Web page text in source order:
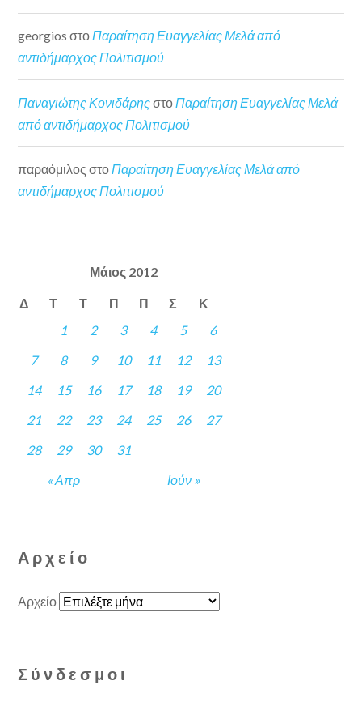
georgios στοΠαραίτηση Ευαγγελίας Μελά από
αντιδήμαρχος Πολιτισμού
Παναγιώτης Κονιδάρηςστο Παραίτηση Ευαγγελίας Μελά
από αντιδήμαρχος Πολιτισμού
παραόμιλος στο Παραίτηση Ευαγγελίας Μελά από
αντιδήμαρχος Πολιτισμού
Μάιος 2012
Δ Τ Τ Π Π Σ Κ
« Απρ Ιούν »
1 2 3 4 5
6
7
8 9 10 11 12
13
14
15 16 17 18 19
20
21
22 23 24 25 26
27
28
29 30 31
Αρχείο
Αρχείο
Σύνδεσμοι